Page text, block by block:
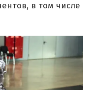
в том числе